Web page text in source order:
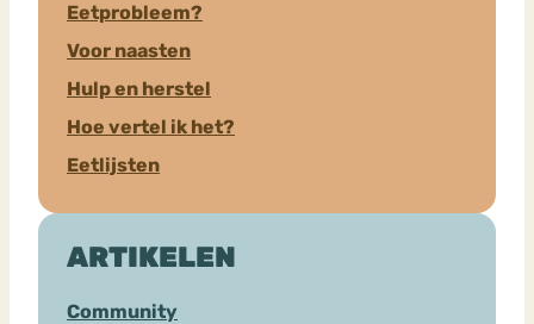
Eetprobleem?
Voor naasten
Hulp en herstel
Hoe vertel ik het?
Eetlijsten
ARTIKELEN
Community